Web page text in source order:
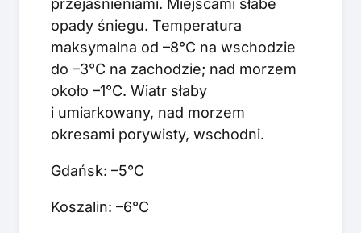
opady śniegu. Temperatura
maksymalna od –8°C na wschodzie
do –3°C na zachodzie; nad morzem
około –1°C. Wiatr słaby
i umiarkowany, nad morzem
okresami porywisty, wschodni.
Gdańsk: –5°C
Koszalin: –6°C